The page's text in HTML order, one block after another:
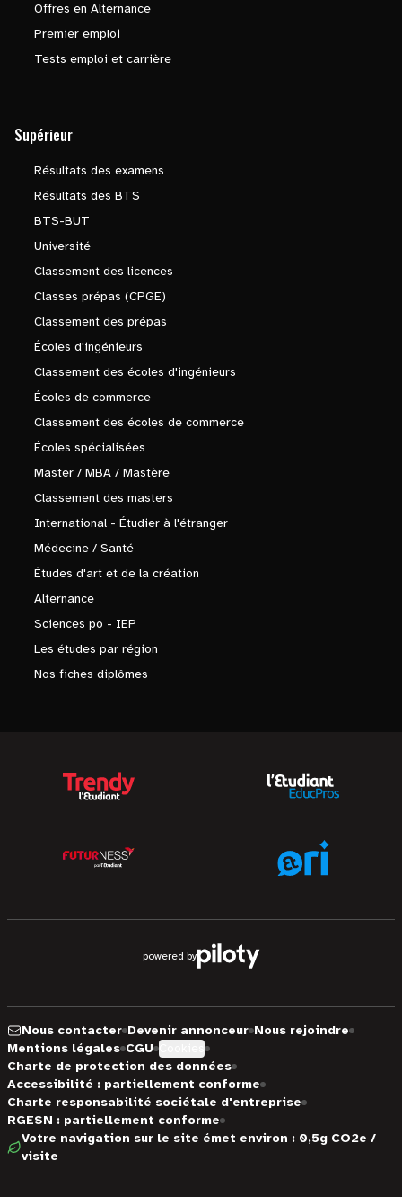
Offres en Alternance
Premier emploi
Tests emploi et carrière
Supérieur
Résultats des examens
Résultats des BTS
BTS-BUT
Université
Classement des licences
Classes prépas (CPGE)
Classement des prépas
Écoles d'ingénieurs
Classement des écoles d'ingénieurs
Écoles de commerce
Classement des écoles de commerce
Écoles spécialisées
Master / MBA / Mastère
Classement des masters
International - Étudier à l'étranger
Médecine / Santé
Études d'art et de la création
Alternance
Sciences po - IEP
Les études par région
Nos fiches diplômes
powered by
Nous contacter Devenir annonceur Nous rejoindre
Mentions légales CGU
Charte de protection des données
Accessibilité : partiellement conforme
Charte responsabilité sociétale d'entreprise
RGESN : partiellement conforme
Votre navigation sur le site émet environ : 0,5g CO2e /
visite